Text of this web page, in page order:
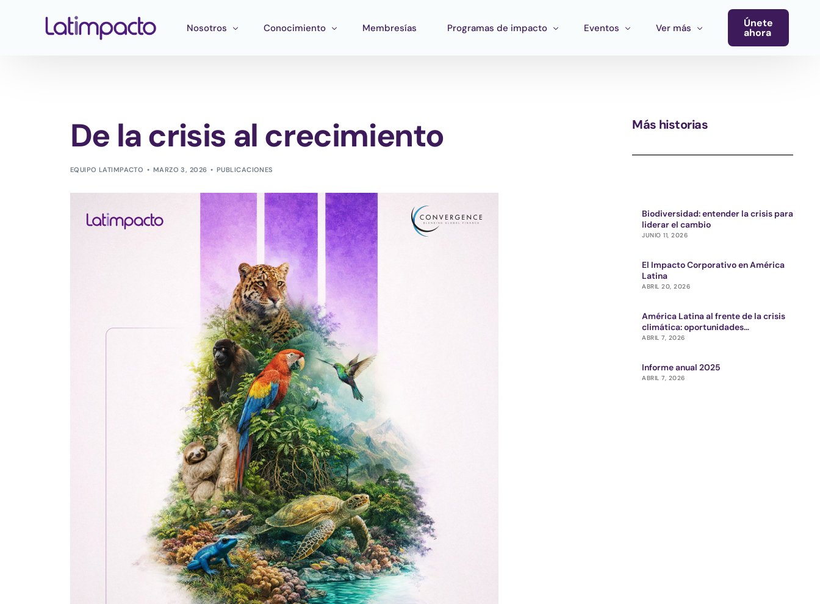
Nosotros
Consejo Asesor Estratégico
Conocimiento
Mapeo del ecosistema
Membresías Programas de impacto
Innature Lab
Eventos Ver más Únete
ahora
De la crisis al crecimiento
EQUIPO LATIMPACTO MARZO 3, 2026 PUBLICACIONES
Más historias
Biodiversidad: entender la crisis para
liderar el cambio
JUNIO 11, 2026
El Impacto Corporativo en América
Latina
ABRIL 20, 2026
América Latina al frente de la crisis
climática: oportunidades
estratégicas para el ecosistema de
ABRIL 7, 2026
Informe anual 2025
ABRIL 7, 2026